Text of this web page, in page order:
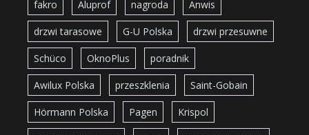
fakro Aluprof nagroda Anwis
drzwi tarasowe G-U Polska drzwi przesuwne
Schüco OknoPlus poradnik
Awilux Polska przeszklenia Saint-Gobain
Hörmann Polska Pagen Krispol